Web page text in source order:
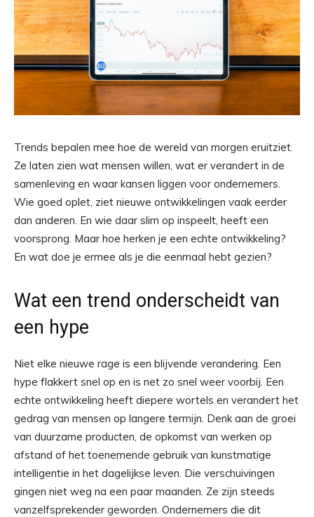
Trends bepalen mee hoe de wereld van morgen eruitziet.
Ze laten zien wat mensen willen, wat er verandert in de
samenleving en waar kansen liggen voor ondernemers.
Wie goed oplet, ziet nieuwe ontwikkelingen vaak eerder
dan anderen. En wie daar slim op inspeelt, heeft een
voorsprong. Maar hoe herken je een echte ontwikkeling?
En wat doe je ermee als je die eenmaal hebt gezien?
Wat een trend onderscheidt van
een hype
Niet elke nieuwe rage is een blijvende verandering. Een
hype flakkert snel op en is net zo snel weer voorbij. Een
echte ontwikkeling heeft diepere wortels en verandert het
gedrag van mensen op langere termijn. Denk aan de groei
van duurzame producten, de opkomst van werken op
afstand of het toenemende gebruik van kunstmatige
intelligentie in het dagelijkse leven. Die verschuivingen
gingen niet weg na een paar maanden. Ze zijn steeds
vanzelfsprekender geworden. Ondernemers die dit